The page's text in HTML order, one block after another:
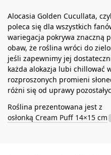
Alocasia Golden Cucullata,
poleca się dla wszystkich
wariegacja pokrywa znaczną
obaw, że roślina wróci do
jeśli zapewnimy jej
każda alokazja lubi chillować
rozproszonych promieni
różni się od uprawy
Roślina prezentowana jest z
osłonką Cream Puff 14×15 cm